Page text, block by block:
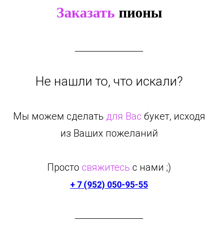
Заказать пионы
Не нашли то, что искали?
Мы можем сделать для Вас букет, исходя
из Ваших пожеланий
Просто свяжитесь с нами ;)
+ 7 (952) 050-95-55